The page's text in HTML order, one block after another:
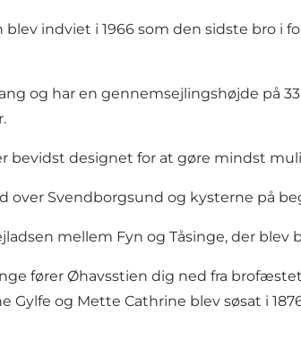
indviet i 1966 som den sidste bro i
og har en gennemsejlingshøjde på
bevidst designet for at gøre mindst
over Svendborgsund og kysterne på
mellem Fyn og Tåsinge, der
fører Øhavsstien dig ned fra
Gylfe og Mette Cathrine blev søsat i